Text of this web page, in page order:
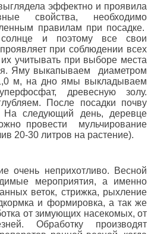
эффектно и проявила
свойства, необходимо
правилам при посадке.
и поэтому все свои
при соблюдении всех
учитывать при выборе места
Яму выкапываем
диаметром
м, на дно ямы выкладываем
древесную золу.
После посадки почву
На следующий день, деревце
провести
мульчирование
20-30 литров на растение).
очень неприхотливо. Весной
мероприятия, а именно
веток, стрижка, рыхление
и формировка, а так же
от зимующих насекомых, от
Обработку производят